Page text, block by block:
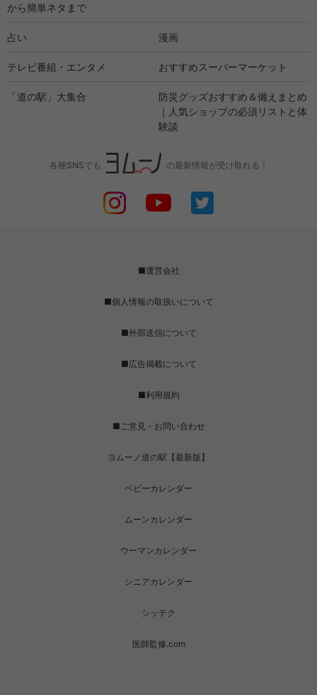
から簡単ネタまで
占い 漫画
テレビ番組・エンタメ おすすめスーパーマーケット
「道の駅」大集合
防災グッズおすすめ＆備えまとめ
｜人気ショップの必須リストと体
験談
各種SNSでも の最新情報が受け取れる！
■運営会社
■個人情報の取扱いについて
■外部送信について
■広告掲載について
■利用規約
■ご意見・お問い合わせ
ヨムーノ道の駅【最新版】
ベビーカレンダー
ムーンカレンダー
ウーマンカレンダー
シニアカレンダー
シッテク
医師監修.com